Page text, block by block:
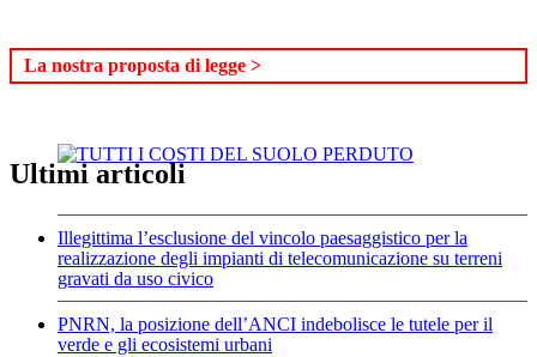
La nostra proposta di legge >
Ultimi articoli
Illegittima l’esclusione del vincolo paesaggistico per la
realizzazione degli impianti di telecomunicazione su terreni
gravati da uso civico
PNRN, la posizione dell’ANCI indebolisce le tutele per il
verde e gli ecosistemi urbani